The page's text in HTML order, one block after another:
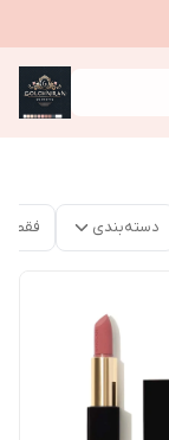
دسته‌بندی فقط